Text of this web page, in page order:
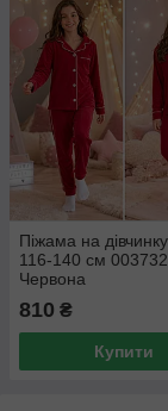
Піжама на
116-140 см 003732
Червона
810 ₴
Купити